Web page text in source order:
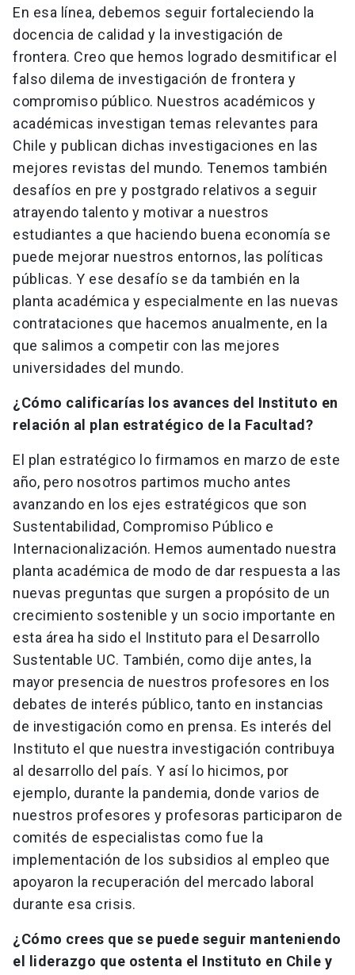
En esa línea, debemos seguir fortaleciendo la
docencia de calidad y la investigación de
frontera. Creo que hemos logrado desmitificar el
falso dilema de investigación de frontera y
compromiso público. Nuestros académicos y
académicas investigan temas relevantes para
Chile y publican dichas investigaciones en las
mejores revistas del mundo. Tenemos también
desafíos en pre y postgrado relativos a seguir
atrayendo talento y motivar a nuestros
estudiantes a que haciendo buena economía se
puede mejorar nuestros entornos, las políticas
públicas. Y ese desafío se da también en la
planta académica y especialmente en las nuevas
contrataciones que hacemos anualmente, en la
que salimos a competir con las mejores
universidades del mundo.
¿Cómo calificarías los avances del Instituto en
relación al plan estratégico de la Facultad?
El plan estratégico lo firmamos en marzo de este
año, pero nosotros partimos mucho antes
avanzando en los ejes estratégicos que son
Sustentabilidad, Compromiso Público e
Internacionalización. Hemos aumentado nuestra
planta académica de modo de dar respuesta a las
nuevas preguntas que surgen a propósito de un
crecimiento sostenible y un socio importante en
esta área ha sido el Instituto para el Desarrollo
Sustentable UC. También, como dije antes, la
mayor presencia de nuestros profesores en los
debates de interés público, tanto en instancias
de investigación como en prensa. Es interés del
Instituto el que nuestra investigación contribuya
al desarrollo del país. Y así lo hicimos, por
ejemplo, durante la pandemia, donde varios de
nuestros profesores y profesoras participaron de
comités de especialistas como fue la
implementación de los subsidios al empleo que
apoyaron la recuperación del mercado laboral
durante esa crisis.
¿Cómo crees que se puede seguir manteniendo
el liderazgo que ostenta el Instituto en Chile y